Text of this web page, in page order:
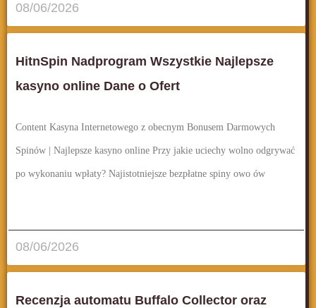
08/06/2026
HitnSpin Nadprogram Wszystkie Najlepsze
kasyno online Dane o Ofert
Content Kasyna Internetowego z obecnym Bonusem Darmowych
Spinów | Najlepsze kasyno online Przy jakie uciechy wolno odgrywać
po wykonaniu wpłaty? Najistotniejsze bezpłatne spiny owo ów
08/06/2026
Recenzja automatu Buffalo Collector oraz